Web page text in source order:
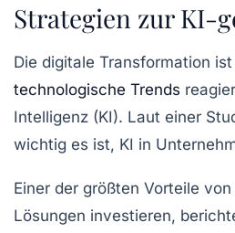
Strategien zur KI-
Die digitale Transformation
technologische Trends
Intelligenz (KI). Laut einer
wichtig es ist, KI in
Einer der größten Vorteile
Lösungen investieren,